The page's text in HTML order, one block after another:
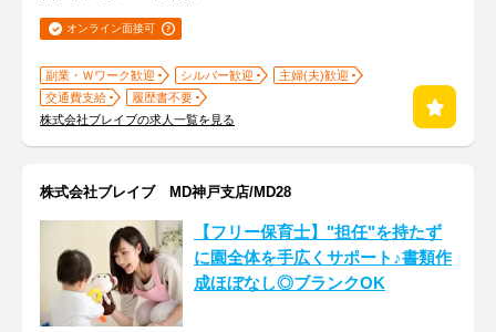
オンライン面接可
副業・Ｗワーク歓迎 シルバー歓迎
主婦(夫)歓迎
交通費支給
履歴書不要
株式会社ブレイブの求人一覧を見る
株式会社ブレイブ MD神戸支店/MD28
【フリー保育士】"担任"を持たず
に園全体を手広くサポート♪書類作
成ほぼなし◎ブランクOK